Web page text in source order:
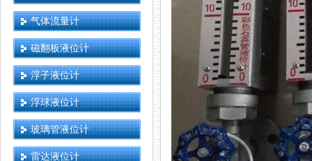
气体流量计
磁翻板液位计
浮子液位计
浮球液位计
玻璃管液位计
雷达液位计